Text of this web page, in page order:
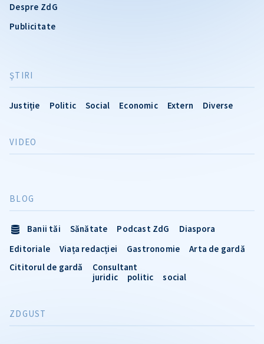
Despre ZdG
Publicitate
ŞTIRI
Justiție Politic Social Economic Extern Diverse
VIDEO
BLOG
Banii tăi Sănătate Podcast ZdG
Diaspora
Editoriale
Viața redacției Gastronomie
Arta de gardă
Cititorul de gardă
Consultant
juridic
politic social
ZDGUST